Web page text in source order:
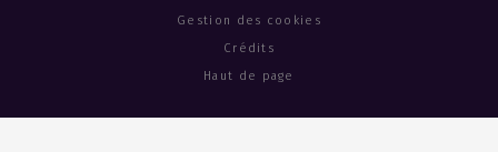
Gestion des cookies
Crédits
Haut de page